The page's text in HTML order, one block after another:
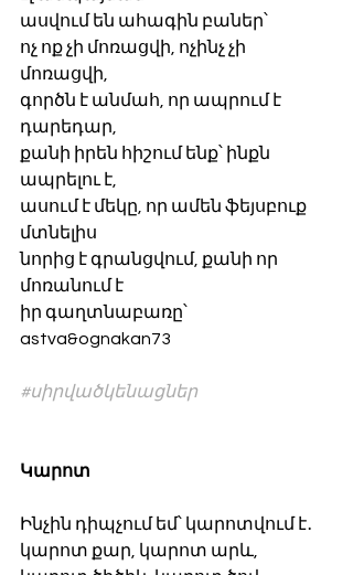
ասվում են ահագին բաներ՝
ոչ ոք չի մոռացվի, ոչինչ չի
մոռացվի,
գործն է անմահ, որ ապրում է
դարեդար,
քանի իրեն հիշում ենք՝ ինքն
ապրելու է,
ասում է մեկը, որ ամեն ֆեյսբուք
մտնելիս
նորից է գրանցվում, քանի որ
մոռանում է
իր գաղտնաբառը՝
astva&ognakan73
#սիրվածկենացներ
Կարոտ
Ինչին դիպչում եմ՝ կարոտվում է․
կարոտ քար, կարոտ արև,